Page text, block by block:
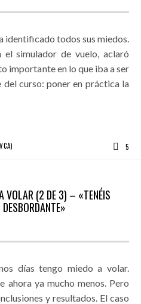
identificado todos sus miedos.
el simulador de vuelo, aclaró
importante en lo que iba a ser
curso: poner en práctica la
5
VOLAR (2 DE 3) – «TENÉIS
días tengo miedo a volar.
ahora ya mucho menos. Pero
y resultados. El caso